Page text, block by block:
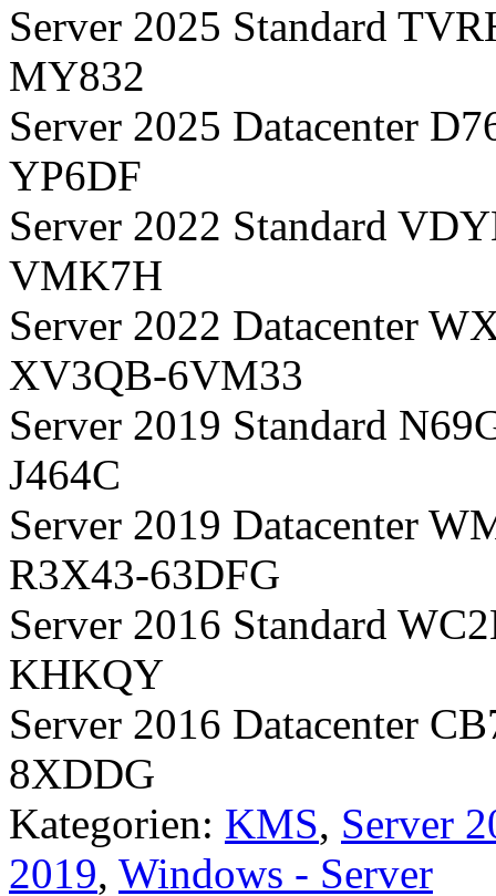
Server 2025 Standard
MY832
Server 2025 Datacenter
YP6DF
Server 2022 Standard
VMK7H
Server 2022 Datacenter
XV3QB-6VM33
Server 2019 Standard
J464C
Server 2019 Datacenter
R3X43-63DFG
Server 2016 Standard
KHKQY
Server 2016 Datacenter
8XDDG
Kategorien: KMS, Server
2019, Windows - Server